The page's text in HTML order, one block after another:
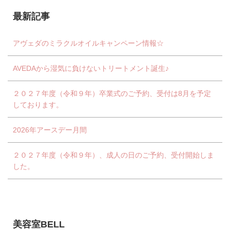
最新記事
アヴェダのミラクルオイルキャンペーン情報☆
AVEDAから湿気に負けないトリートメント誕生♪
２０２７年度（令和９年）卒業式のご予約、受付は8月を予定
しております。
2026年アースデー月間
２０２７年度（令和９年）、成人の日のご予約、受付開始しま
した。
美容室BELL